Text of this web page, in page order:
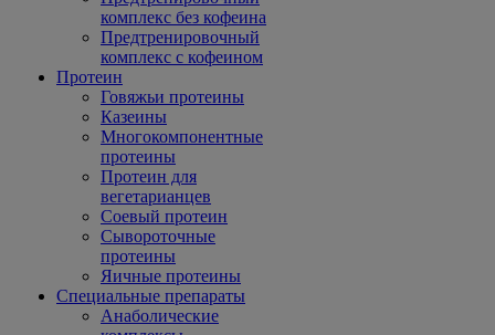
комплекс без кофеина
Предтренировочный
комплекс с кофеином
Протеин
Говяжьи протеины
Казеины
Многокомпонентные
протеины
Протеин для
вегетарианцев
Соевый протеин
Сывороточные
протеины
Яичные протеины
Специальные препараты
Анаболические